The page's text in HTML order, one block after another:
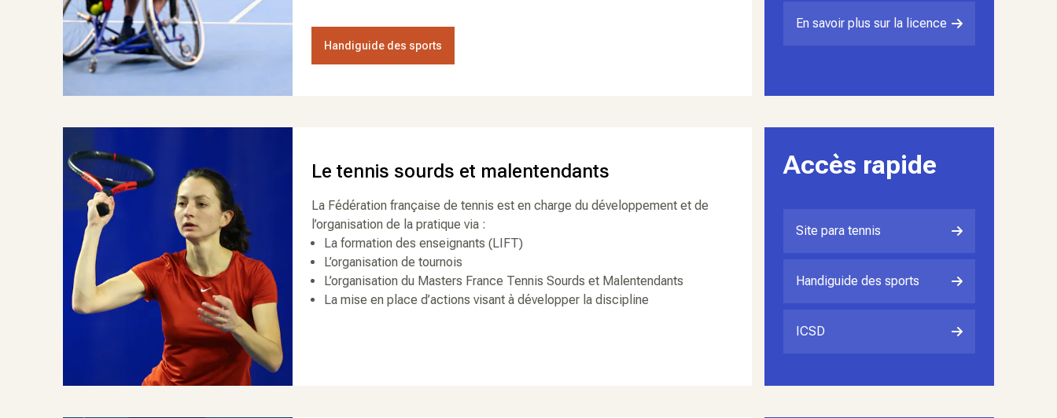
Handiguide des sports
En savoir plus sur la licence
Le tennis sourds et malentendants
La Fédération française de tennis est en charge du développement et de
l’organisation de la pratique via :
La formation des enseignants (LIFT)
L’organisation de tournois
L’organisation du Masters France Tennis Sourds et Malentendants
La mise en place d’actions visant à développer la discipline
Accès rapide
Site para tennis
Handiguide des sports
ICSD